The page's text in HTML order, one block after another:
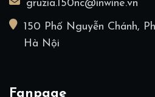
gruzia.150nc@inwine.vn
150 Phố Nguyễn Chánh,
Hà Nội
Fanpage